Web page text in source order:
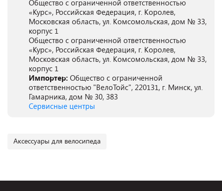
Общество с ограниченной ответственностью
«Курс», Российская Федерация, г. Королев,
Московская область, ул. Комсомольская, дом № 33,
корпус 1
Общество с ограниченной ответственностью
«Курс», Российская Федерация, г. Королев,
Московская область, ул. Комсомольская, дом № 33,
корпус 1
Импортер: Общество с ограниченной
ответственностью "ВелоТойс", 220131, г. Минск, ул.
Гамарника, дом № 30, 383
Сервисные центры
Аксессуары для велосипеда